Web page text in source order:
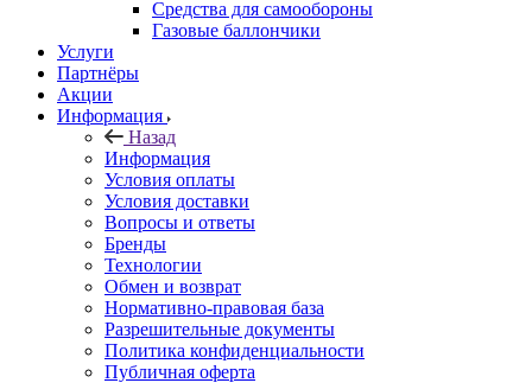
Средства для самообороны
Газовые баллончики
Услуги
Партнёры
Акции
Информация
Назад
Информация
Условия оплаты
Условия доставки
Вопросы и ответы
Бренды
Технологии
Обмен и возврат
Нормативно-правовая база
Разрешительные документы
Политика конфиденциальности
Публичная оферта